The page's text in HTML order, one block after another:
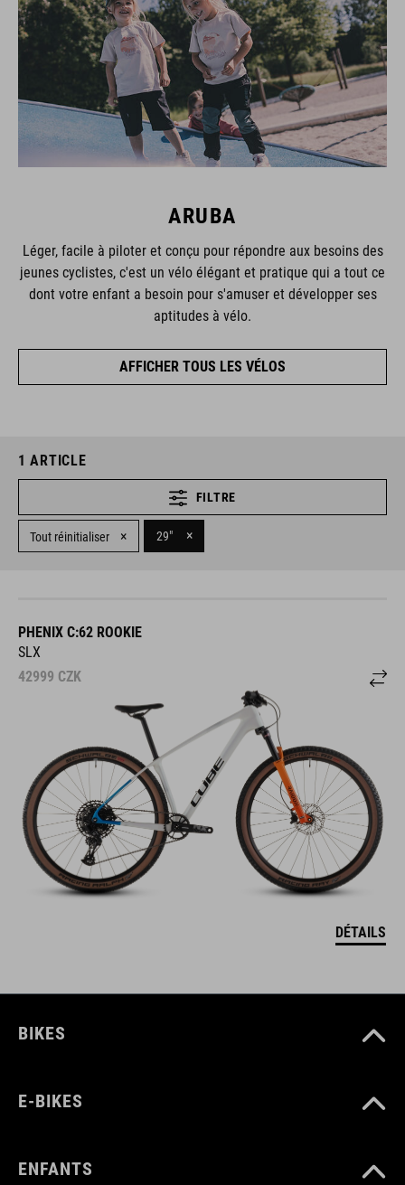
ARUBA
Léger, facile à piloter et conçu pour répondre aux besoins des
jeunes cyclistes, c'est un vélo élégant et pratique qui a tout ce
dont votre enfant a besoin pour s'amuser et développer ses
aptitudes à vélo.
AFFICHER TOUS LES VÉLOS
1 ARTICLE
FILTRE
Tout réinitialiser × 29" ×
PHENIX C:62 ROOKIE
SLX
42999 CZK
DÉTAILS
BIKES
E-BIKES
ENFANTS